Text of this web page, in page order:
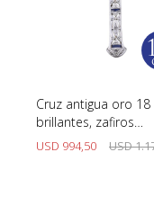
Cruz antigua oro 18
brillantes, zafiros
sintéticos y
USD 994,50 USD